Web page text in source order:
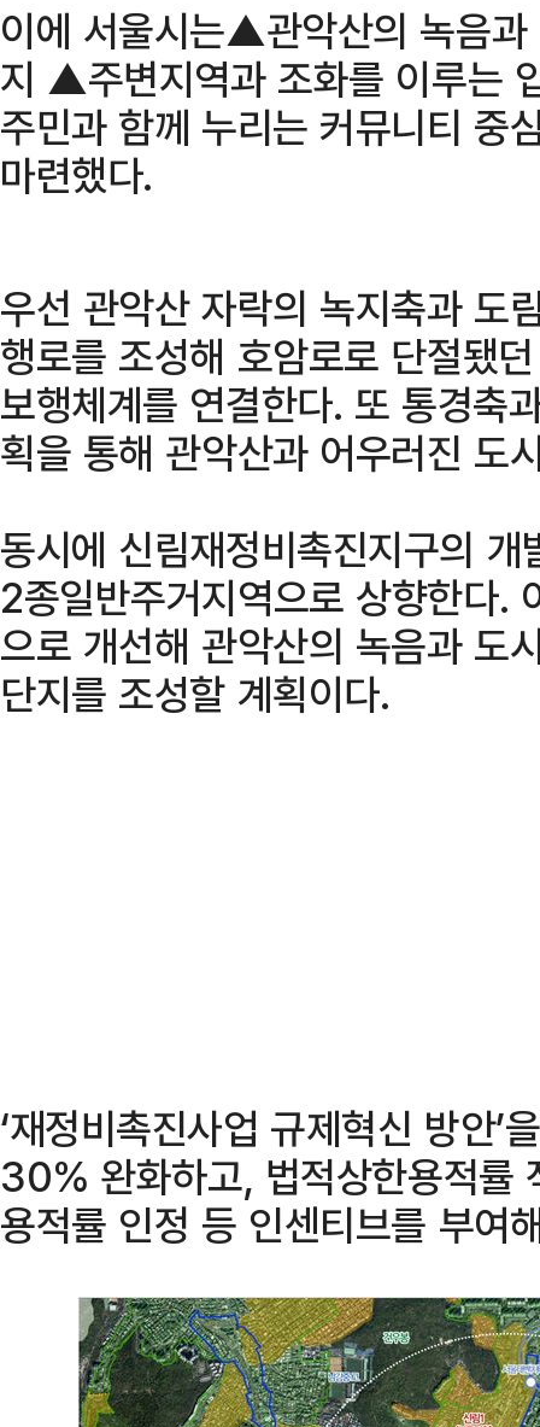
이에 서울시는▲관악산의 녹음
지 ▲주변지역과 조화를 이루는
주민과 함께 누리는 커뮤니티 중
마련했다.
우선 관악산 자락의 녹지축과 도
행로를 조성해 호암로로 단절됐
보행체계를 연결한다. 또 통경축
획을 통해 관악산과 어우러진 도
동시에 신림재정비촉진지구의
2종일반주거지역으로 상향한다.
으로 개선해 관악산의 녹음과 도
단지를 조성할 계획이다.
‘재정비촉진사업 규제혁신 방안’
30% 완화하고, 법적상한용적률
용적률 인정 등 인센티브를 부여